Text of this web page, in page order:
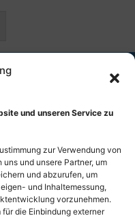
und unseren Service zu
zur Verwendung von
und unsere Partner, um
und abzurufen, um
und Inhaltemessung,
vorzunehmen.
die Einbindung externer
+49 (0)30 / 29 49 11 45
du keinen Paypal-
auch mit deiner